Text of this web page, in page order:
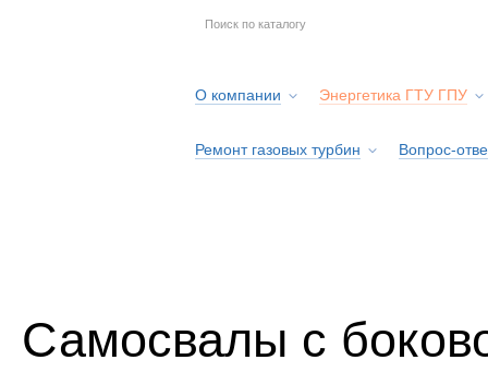
О компании Энергетика ГТУ ГПУ
Ремонт газовых турбин Вопрос-
Самосвалы с